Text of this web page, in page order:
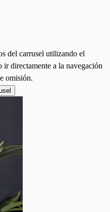
del carrusel utilizando el
directamente a la navegación
omisión.